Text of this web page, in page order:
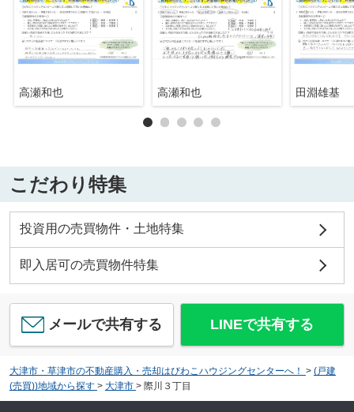
高瀬和也 高瀬和也 田淵雄基
こだわり特集
投資用の売買物件・土地特集
即入居可の売買物件特集
メールで共有する LINEで共有する
大津市・草津市の不動産購入・売却はびわこハウジングセンターへ！ > (戸建
(売買))地域から探す > 大津市 > 際川３丁目